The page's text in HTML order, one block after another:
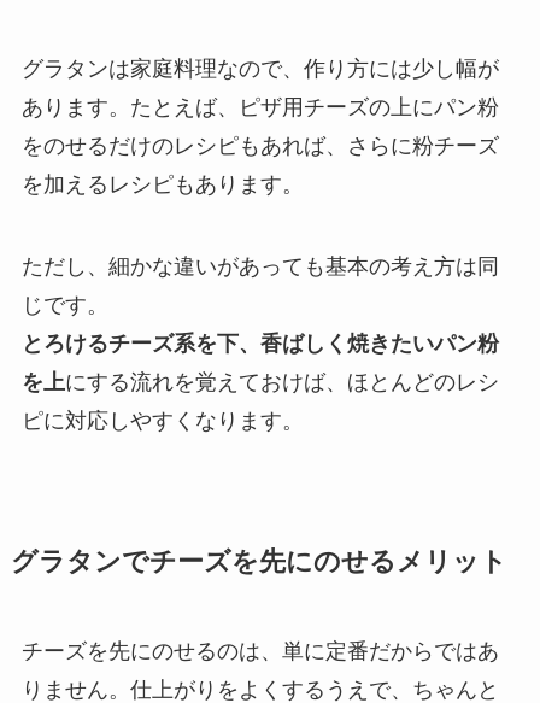
グラタンは家庭料理なので、作り方には少し幅が
あります。たとえば、ピザ用チーズの上にパン粉
をのせるだけのレシピもあれば、さらに粉チーズ
を加えるレシピもあります。
ただし、細かな違いがあっても基本の考え方は同
じです。
とろけるチーズ系を下、香ばしく焼きたいパン粉
を上にする流れを覚えておけば、ほとんどのレシ
ピに対応しやすくなります。
グラタンでチーズを先にのせるメリット
チーズを先にのせるのは、単に定番だからではあ
りません。仕上がりをよくするうえで、ちゃんと